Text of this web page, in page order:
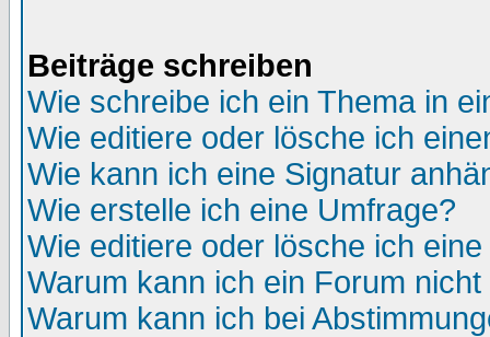
Beiträge schreiben
Wie schreibe ich ein Thema in
Wie editiere oder lösche ich
Wie kann ich eine Signatur
Wie erstelle ich eine Umfrage?
Wie editiere oder lösche ich
Warum kann ich ein Forum
Warum kann ich bei